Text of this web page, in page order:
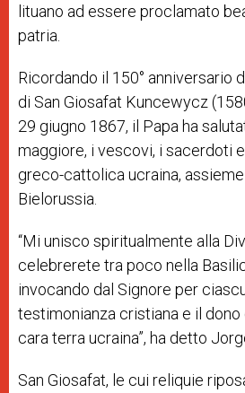
lituano ad essere proclamato
patria.
Ricordando il 150° anniversario
di San Giosafat Kuncewycz
29 giugno 1867, il Papa ha
maggiore, i vescovi, i sacerdoti
greco-cattolica ucraina,
Bielorussia.
“Mi unisco spiritualmente alla
celebrerete tra poco nella
invocando dal Signore per
testimonianza cristiana e il dono
cara terra ucraina”, ha detto
San Giosafat, le cui reliquie